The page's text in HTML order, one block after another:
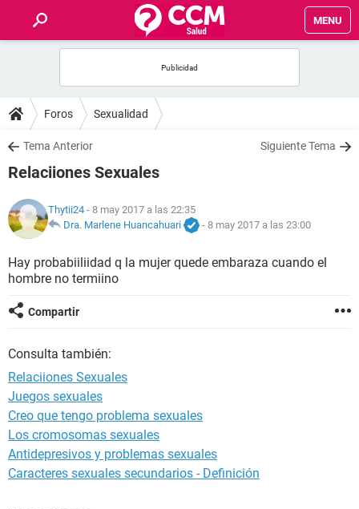
MENU
FOROS
SALUD
NUTRICIÓN
BIENESTAR
SEXUALIDAD
GLOSARIO
Foros Sexualidad
Tema Anterior Siguiente Tema
Relaciiones Sexuales
Thytii24 - 8 may 2017 a las 22:35
Dra. Marlene Huancahuari
- 8 may 2017 a las 23:00
Hay probabiiliidad q la mujer quede embaraza cuando el
hombre no termiino
Compartir
Consulta también:
Relaciiones Sexuales
Juegos sexuales
Creo que tengo problema sexuales
Los cromosomas sexuales
Antidepresivos y problemas sexuales
Caracteres sexuales secundarios - Definición